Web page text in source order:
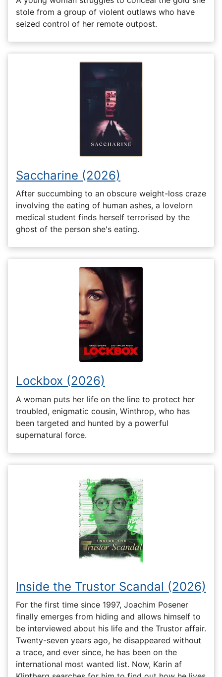
stole from a group of violent outlaws who have
seized control of her remote outpost.
Saccharine (2026)
After succumbing to an obscure weight-loss craze
involving the eating of human ashes, a lovelorn
medical student finds herself terrorised by the
ghost of the person she's eating.
Lockbox (2026)
A woman puts her life on the line to protect her
troubled, enigmatic cousin, Winthrop, who has
been targeted and hunted by a powerful
supernatural force.
Inside the Trustor Scandal (2026)
For the first time since 1997, Joachim Posener
finally emerges from hiding and allows himself to
be interviewed about his life and the Trustor affair.
Twenty-seven years ago, he disappeared without
a trace, and ever since, he has been on the
international most wanted list. Now, Karin af